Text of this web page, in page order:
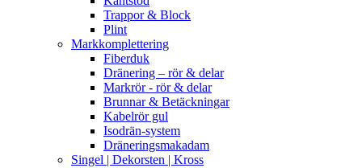
Trappor & Block
Plint
Markkomplettering
Fiberduk
Dränering – rör & delar
Markrör - rör & delar
Brunnar & Betäckningar
Kabelrör gul
Isodrän-system
Dräneringsmakadam
Singel | Dekorsten | Kross